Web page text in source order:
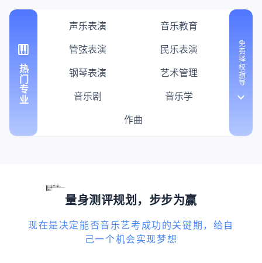
piano
热门专业
声乐表演
音乐教育
管弦表演
民乐表演
钢琴表演
艺术管理
音乐剧
音乐学
作曲
免费择校指导
keyboard_arrow_down
量身测评规划，步步为赢
现在是决定能否音乐艺考成功的关键期，给自
己一个机会实现梦想